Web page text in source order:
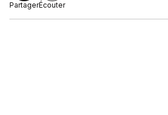
PartagerÉcouter